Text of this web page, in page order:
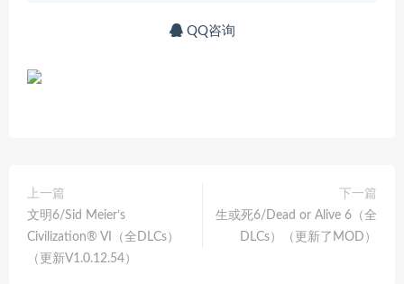
QQ咨询
上一篇
文明6/Sid Meier’s
Civilization® VI（全DLCs）
（更新V1.0.12.54）
下一篇
生或死6/Dead or Alive 6（全
DLCs）（更新了MOD）